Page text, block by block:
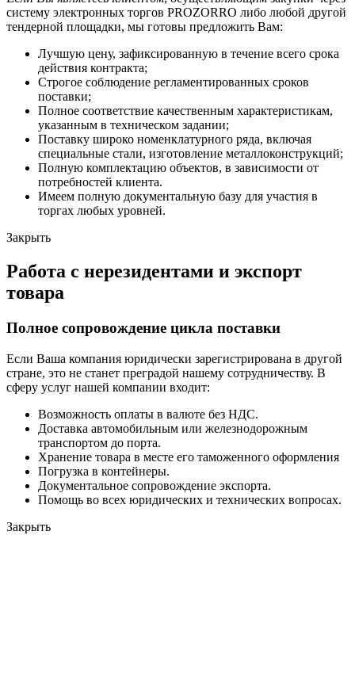
систему электронных торгов PROZORRO либо любой другой
тендерной площадки, мы готовы предложить Вам:
Лучшую цену, зафиксированную в течение всего срока
действия контракта;
Строгое соблюдение регламентированных сроков
поставки;
Полное соответствие качественным характеристикам,
указанным в техническом задании;
Поставку широко номенклатурного ряда, включая
специальные стали, изготовление металлоконструкций;
Полную комплектацию объектов, в зависимости от
потребностей клиента.
Имеем полную документальную базу для участия в
торгах любых уровней.
Закрыть
Работа с нерезидентами и экспорт
товара
Полное сопровождение цикла поставки
Если Ваша компания юридически зарегистрирована в другой
стране, это не станет преградой нашему сотрудничеству. В
сферу услуг нашей компании входит:
Возможность оплаты в валюте без НДС.
Доставка автомобильным или железнодорожным
транспортом до порта.
Хранение товара в месте его таможенного оформления
Погрузка в контейнеры.
Документальное сопровождение экспорта.
Помощь во всех юридических и технических вопросах.
Закрыть